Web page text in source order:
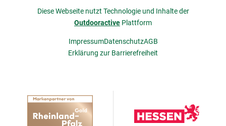
Diese Webseite nutzt Technologie und Inhalte der
Outdooractive Plattform
ImpressumDatenschutzAGB
Erklärung zur Barrierefreiheit